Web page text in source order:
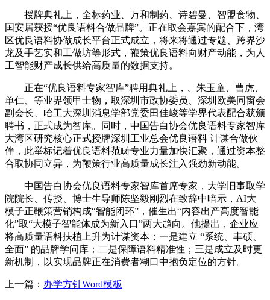
授牌典礼上，全标药业、万和制药、诗碧曼、智盟食物、
国安居获授“优良语料合做品牌”。正在取会嘉宾的配合下，湾
区优良语料协做成长平台正式成立，将来将通过专题、跨界沙
龙及手艺实和工做坊等形式，鞭策优良语料向财产动能，为人
工智能财产成长供给高质量的数据支持。
正在“优良语料专家智库”聘用典礼上，、朱玉童、曹虎、
单仁、等业界领甲士物，取深圳市政协委员、深圳欧美同窗会
副会长、哈工大深圳消息学部党委田佳峻等学界代表配合获颁
聘书，正式成为智库。同时，中国告白协会优良语料专家智库
大湾区研究核心正式授牌深圳工业总会优良语料 计谋合做伙
伴，此举标记着优良语料范畴专业力量加快汇聚，通过资本整
合取协同立异，为鞭策行业高质量成长注入强劲新动能。
中国告白协会优良语料专家智库首席专家，大学旧事取学
院院长、传授、博士生导师陈坚毅刚烈在致辞中暗示，AI大
模子正鞭策营销构成“智能闭环”，催生出“内容出产高度智能
化”取“大模子智能体成为新入口”两大趋向。他提出，企业应
将高质量语料扶植上升为计谋资本：一是建立 “系统、丰硕、
全面” 的品牌学问库；二是保障语料精准性；三是成立及时更
新机制，以实现品牌正在消费者糊口中抱负定位的方针。
上一篇： 办学方针Word模板